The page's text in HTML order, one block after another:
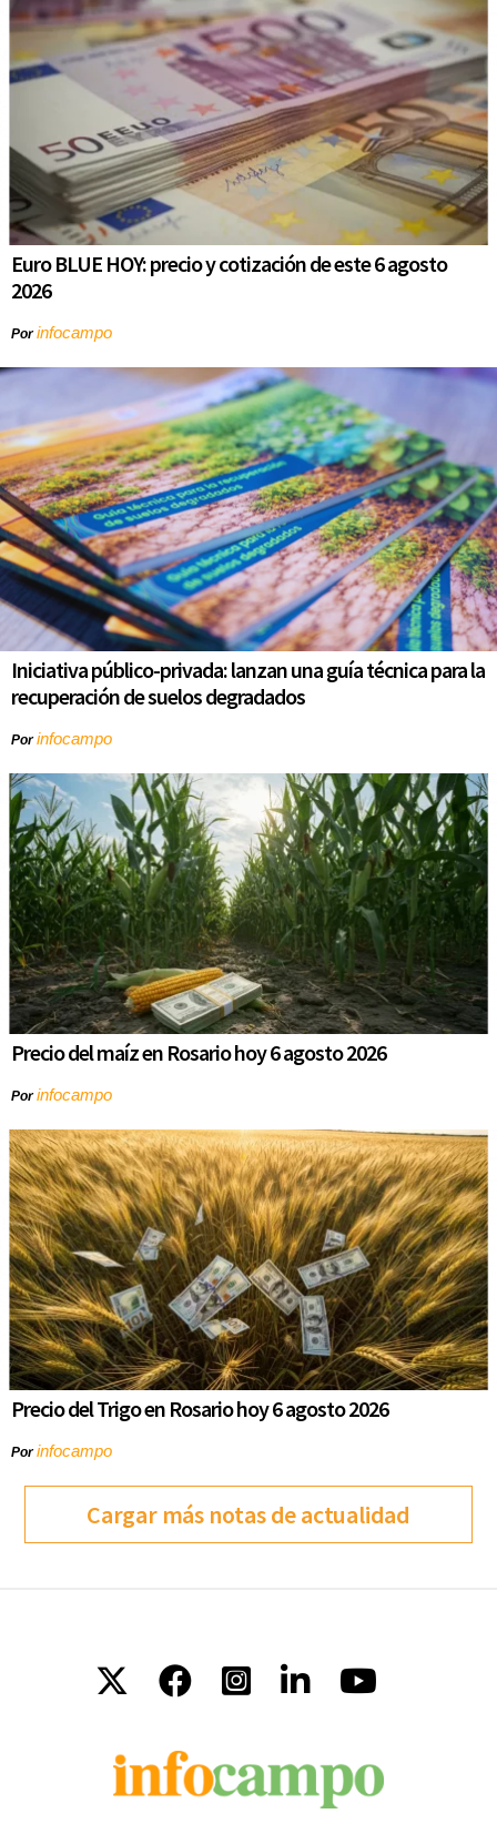
Euro BLUE HOY: precio y cotización de este 6 agosto
2026
Porinfocampo
Iniciativa público-privada: lanzan una guía técnica para la
recuperación de suelos degradados
Porinfocampo
Precio del maíz en Rosario hoy 6 agosto 2026
Porinfocampo
Precio del Trigo en Rosario hoy 6 agosto 2026
Porinfocampo
Cargar más notas de actualidad